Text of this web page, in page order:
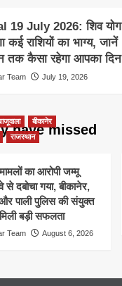
19 July 2026: शिव योग
राशियों का भाग्य, जानें
तक कैसा रहेगा आपका दिन
Team July 19, 2026
have missed
बीकानेर
राजस्थान
का आरोपी जम्मू
दबोचा गया, बीकानेर,
पाली पुलिस की संयुक्त
मिली बड़ी सफलता
Team August 6, 2026